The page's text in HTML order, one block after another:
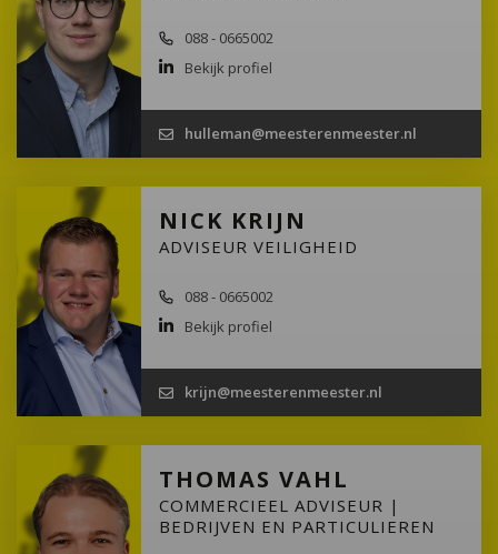
088 - 0665002
Bekijk profiel
hulleman@meesterenmeester.nl
NICK KRIJN
ADVISEUR VEILIGHEID
088 - 0665002
Bekijk profiel
krijn@meesterenmeester.nl
THOMAS VAHL
COMMERCIEEL ADVISEUR |
BEDRIJVEN EN PARTICULIEREN